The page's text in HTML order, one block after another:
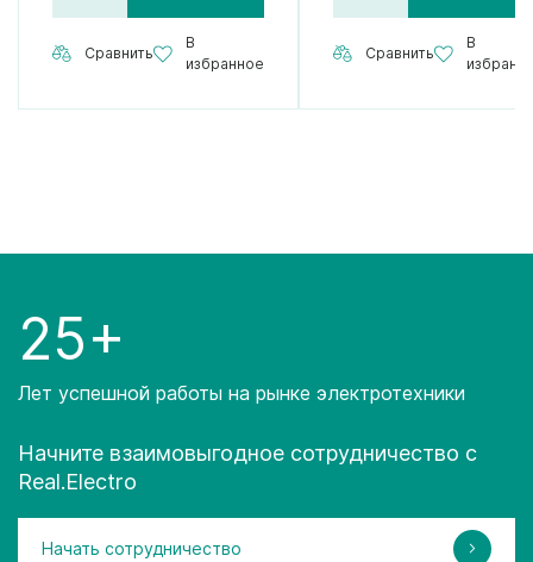
Сравнить
В
избранное
Сравнить
В
25+
Лет успешной работы на рынке электротехники
Начните взаимовыгодное сотрудничество с
Real.Electro
Начать сотрудничество